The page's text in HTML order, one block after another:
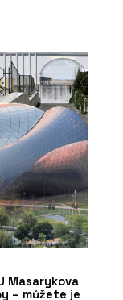
Masarykova
– můžete je